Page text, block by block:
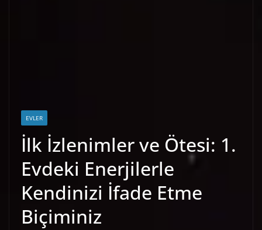
EVLER
İlk İzlenimler ve Ötesi: 1.
Evdeki Enerjilerle
Kendinizi İfade Etme
Biçiminiz